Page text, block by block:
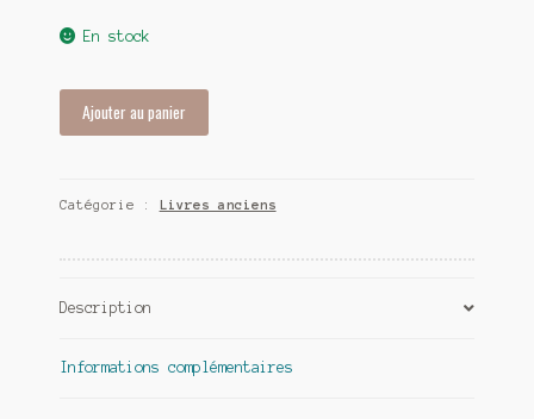
En stock
des
-
-
Ajouter au panier
Catégorie : Livres anciens
Description
Informations complémentaires